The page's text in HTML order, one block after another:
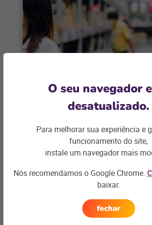
Reposição de estoque:
A reposição de estoque é
boa saúde do seu negócio. Saiba
O seu navegador
desatualizado.
Para melhorar sua experiência e
funcionamento do site,
instale um navegador mais
Nós recomendamos o Google Chrome.
baixar.
fechar